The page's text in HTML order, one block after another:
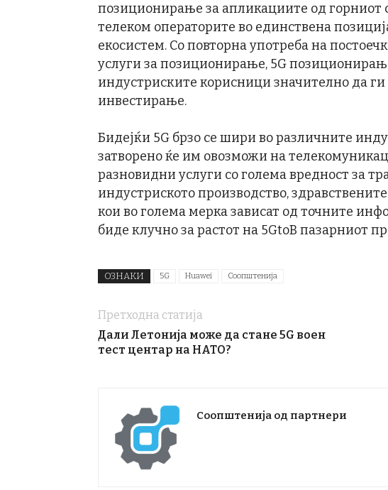
позиционирање за апликациите од горниот
телеком операторите во единствена
екосистем. Со повторна употреба на
услуги за позиционирање, 5G
индустриските корисници значително да
инвестирање.
Бидејќи 5G брзо се шири во различните
затворено ќе им овозможи на
разновидни услуги со голема вредност за
индустриското производство,
кои во голема мерка зависат од точните
биде клучно за растот на 5GtoB пазарниот
ОЗНАКИ 5G Huawei Соопштенија
Претходна статија
Дали Летонија може да стане 5G воен
тест центар на НАТО?
Соопштенија од партнери